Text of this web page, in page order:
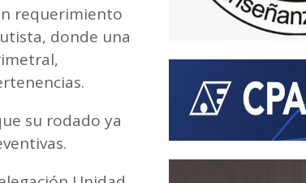
requerimiento
donde una
su rodado ya